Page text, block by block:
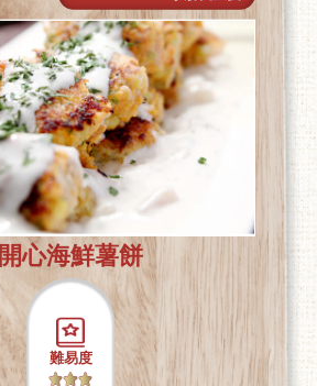
開心海鮮薯餅
難易度